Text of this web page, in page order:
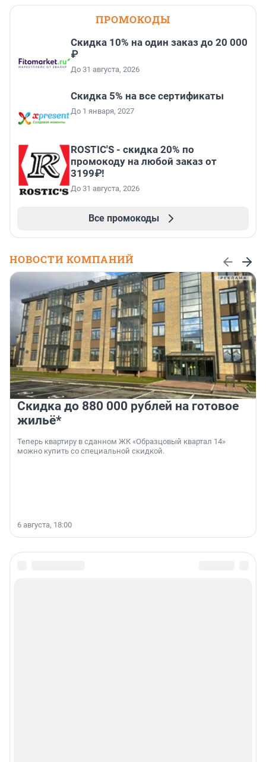
ПРОМОКОДЫ
Скидка 10% на один заказ до 20 000
₽
До 31 августа, 2026
Скидка 5% на все сертификаты
До 1 января, 2027
ROSTIC'S - скидка 20% по
промокоду на любой заказ от
3199₽!
До 31 августа, 2026
Все промокоды
НОВОСТИ КОМПАНИЙ
Скидка до 880 000 рублей на готовое
жильё*
Теперь квартиру в сданном ЖК «Образцовый квартал 14»
можно купить со специальной скидкой.
6 августа, 18:00